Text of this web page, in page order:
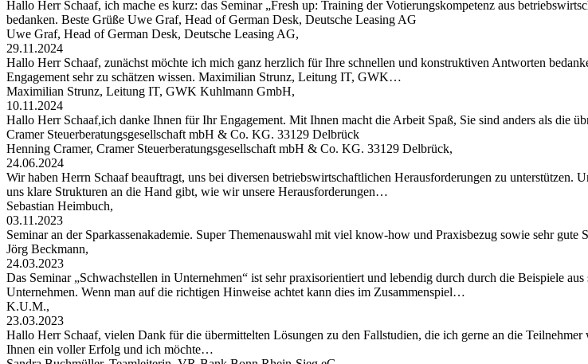
Hallo Herr Schaaf, ich mache es kurz: das Seminar „Fresh up: Training der Votierungskompetenz aus
bedanken. Beste Grüße Uwe Graf, Head of German Desk, Deutsche Leasing AG
Uwe Graf, Head of German Desk, Deutsche Leasing AG,
29.11.2024
Hallo Herr Schaaf, zunächst möchte ich mich ganz herzlich für Ihre schnellen und konstruktiven Antworten
Engagement sehr zu schätzen wissen. Maximilian Strunz, Leitung IT, GWK…
Maximilian Strunz, Leitung IT, GWK Kuhlmann GmbH,
10.11.2024
Hallo Herr Schaaf,ich danke Ihnen für Ihr Engagement. Mit Ihnen macht die Arbeit Spaß, Sie sind anders als die
Cramer Steuerberatungsgesellschaft mbH & Co. KG. 33129 Delbrück
Henning Cramer, Cramer Steuerberatungsgesellschaft mbH & Co. KG. 33129 Delbrück,
24.06.2024
Wir haben Herrn Schaaf beauftragt, uns bei diversen betriebswirtschaftlichen Herausforderungen zu
uns klare Strukturen an die Hand gibt, wie wir unsere Herausforderungen…
Sebastian Heimbuch,
03.11.2023
Seminar an der Sparkassenakademie. Super Themenauswahl mit viel know-how und Praxisbezug sowie sehr gute
Jörg Beckmann,
24.03.2023
Das Seminar „Schwachstellen in Unternehmen“ ist sehr praxisorientiert und lebendig durch durch die Beispiele
Unternehmen. Wenn man auf die richtigen Hinweise achtet kann dies im Zusammenspiel…
K.U.M.,
23.03.2023
Hallo Herr Schaaf, vielen Dank für die übermittelten Lösungen zu den Fallstudien, die ich gerne an die
Ihnen ein voller Erfolg und ich möchte…